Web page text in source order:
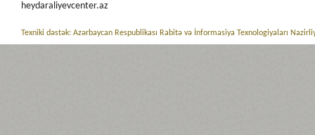
heydaraliyevcenter.az
Texniki dəstək: Azərbaycan Respublikası Rabitə və İnformasiya Texnologiyaları